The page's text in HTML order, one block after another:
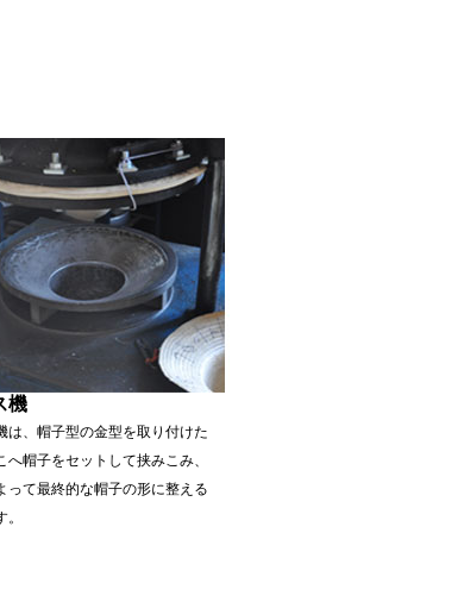
機
は、帽子型の金型を取り付けた
へ帽子をセットして挟みこみ、
って最終的な帽子の形に整える